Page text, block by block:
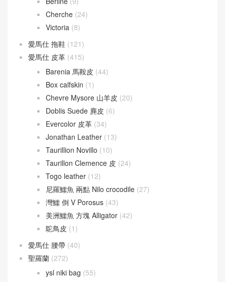
Roulis 18(155)
Roulis 23 (20)
Verrou 17(74)
Verrou 21 (55)
愛馬仕(60)
Berline (9)
Cherche(24)
Victoria(8)
愛馬仕 拖鞋(121)
愛馬仕 皮革(415)
Barenia 馬鞍皮(44)
Box calfskin(1)
Chevre Mysore 山羊皮(20)
Doblis Suede 麂皮 (6)
Evercolor 皮革 (34)
Jonathan Leather
Taurillion Novillo
Taurillon Clemence 皮
Togo leather(12)